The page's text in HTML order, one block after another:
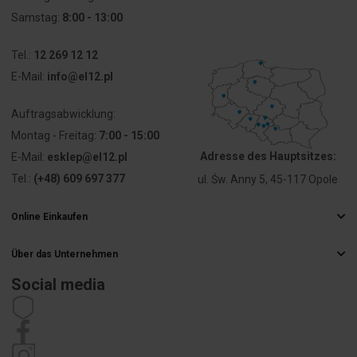
Aderendhülse
Anschließbarer
Leiterquerschnitt
mit
Aderendhülse
Anschließbarer
Leiterquerschnitt
6 ... 16 mm²
mehrdrähtig
Samstag: 8:00 - 13:00
Tel.: 12 269 12 12
E-Mail: info@el12.pl
Auftragsabwicklung:
Montag - Freitag: 7:00 - 15:00
E-Mail: esklep@el12.pl
Tel.: (+48) 609 697 377
Adresse des Hauptsitzes:
ul. Św. Anny 5, 45-117 Opole
Online Einkaufen
Liefermethoden
Zahlungsarten
Über das Unternehmen
Karriere
Social media